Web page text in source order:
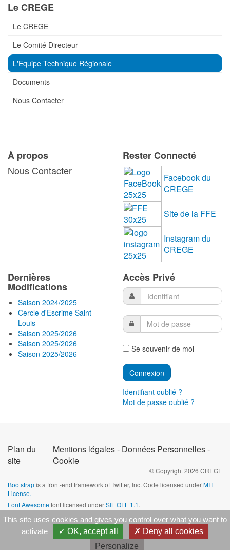
Le CREGE
Le CREGE
Le Comité Directeur
L'Equipe Technique Régionale
Documents
Nous Contacter
À propos
Nous Contacter
Rester Connecté
Facebook du
CREGE
Site de la FFE
Instagram du
CREGE
Dernières
Modifications
Saison 2024/2025
Cercle d'Escrime Saint
Louis
Saison 2025/2026
Saison 2025/2026
Saison 2025/2026
Accès Privé
Se souvenir de moi
Identifiant oublié ?
Mot de passe oublié ?
Plan du
site
Mentions légales - Données Personnelles -
Cookie
© Copyright2026 CREGE
Bootstrapis a front-end framework of Twitter, Inc. Code licensed underMIT
License.
Font Awesomefont licensed underSIL OFL 1.1.
This site uses cookies and gives you control over what you want to
activate
OK, accept all
Deny all cookies
Personalize